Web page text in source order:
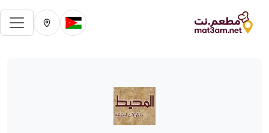
تغيير الدولة الحالية
تغيير المدينة